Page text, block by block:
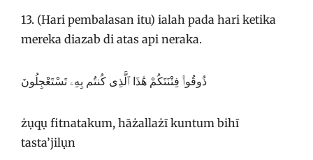
13. (Hari pembalasan itu) ialah pada hari ketika
mereka diazab di atas api neraka.
ذُوقُوا۟ فِتْنَتَكُمْ هَٰذَا ٱلَّذِى كُنتُم بِهِۦ تَسْتَعْجِلُونَ
żụqụ fitnatakum, hāżallażī kuntum bihī
tasta’jilụn